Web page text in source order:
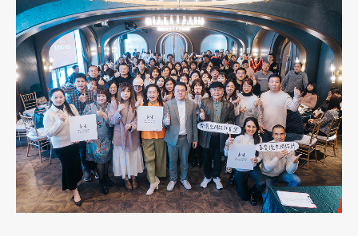
聯絡我們
加盟徵才